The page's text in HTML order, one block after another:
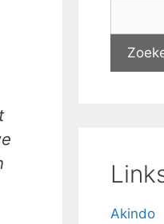
e
a
Akindo